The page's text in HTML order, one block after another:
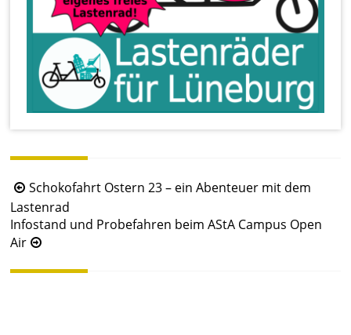
B
e
i
t
r
Schokofahrt Ostern 23 – ein Abenteuer mit dem
Lastenrad
Infostand und Probefahren beim AStA Campus Open
Air